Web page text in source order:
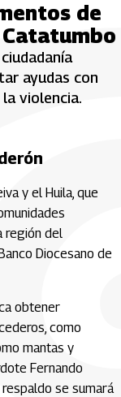
de
ayudas con
violencia.
y el Huila, que
región del
Diocesano de
obtener
como
mantas y
Fernando
se sumará